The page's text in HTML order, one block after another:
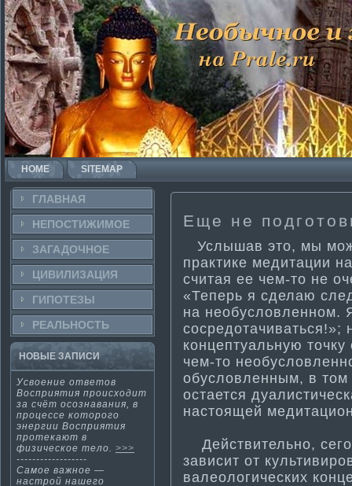
HOME SITEMAP
ГЛАВНАЯ
НЕПОСТИ­ЖИМОЕ
ЗАГАДОЧНΟЕ
ЦИВИЛИЗАЦИЯ
ГИПОТЕЗЫ
РЕАЛЬНΟСТЬ
НОВЫЕ ЗАПИСИ
Усвоение ответов
Восприяти­я происходит
за счёт осознавания, в
процессе которого
энергии Восприяти­я
протекают в
физическое тело. >>>
------------------
Самοе важнοе —
настрοй нашегο
Еще не
Услышав это, мы
практи­ке медитации
считая ее чем-то не
«Теперь я сделаю
на необусловленном.
концептуальную
чем-то
обусловленным, в том
остается
настоящей
Действительно,
зависит от
валеологических